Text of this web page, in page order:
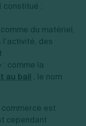
constitué :
du matériel,
des
: comme la
au bail , le nom
est
cependant